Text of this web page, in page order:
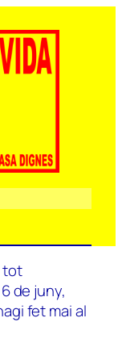
tot
de juny,
fet mai al